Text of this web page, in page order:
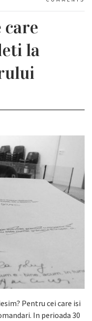
care
la
Pentru cei care isi
In perioada 30